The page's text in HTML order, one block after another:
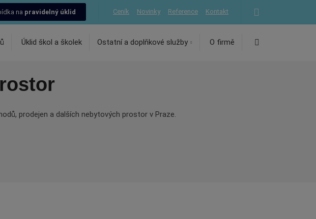
na pravidelný úklid Ceník Novinky Reference Kontakt
Úklid škol a školek Ostatní a doplňkové služby O firmě
prodejen a dalších nebytových prostor v Praze.